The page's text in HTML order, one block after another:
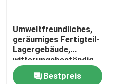
Umweltfreundliches,
geräumiges Fertigteil-
Lagergebäude,
witterungsbeständig
Bestpreis